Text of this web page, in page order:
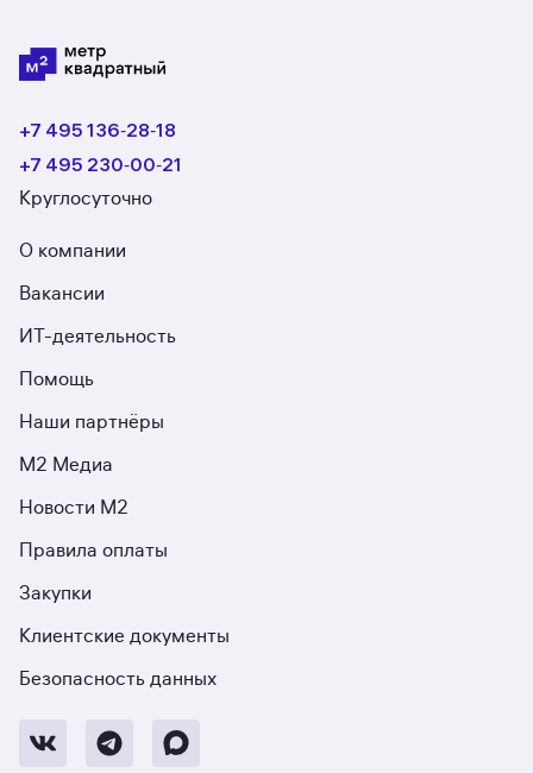
+7 495 136‑28‑18
+7 495 230‑00‑21
Круглосуточно
О компании
Вакансии
ИТ-деятельность
Помощь
Наши партнёры
М2 Медиа
Новости М2
Правила оплаты
Закупки
Клиентские документы
Безопасность данных